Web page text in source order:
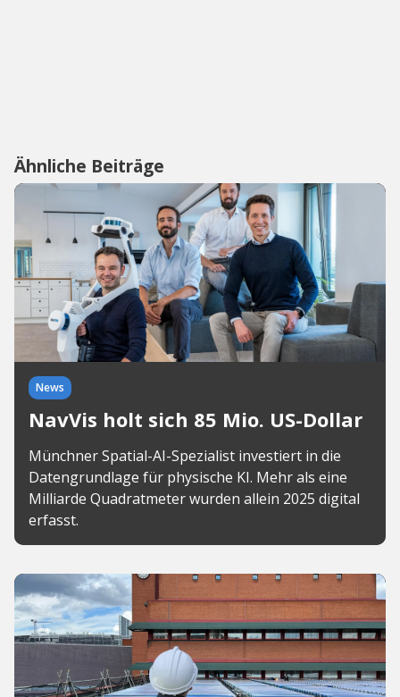
Ähnliche Beiträge
News
NavVis holt sich 85 Mio. US-Dollar
Münchner Spatial-AI-Spezialist investiert in die
Datengrundlage für physische KI. Mehr als eine
Milliarde Quadratmeter wurden allein 2025 digital
erfasst.